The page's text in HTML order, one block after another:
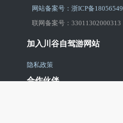
网站备案号：浙ICP备18056549
联网备案号：33011302000313
加入川谷自驾游网站
隐私政策
合作伙伴